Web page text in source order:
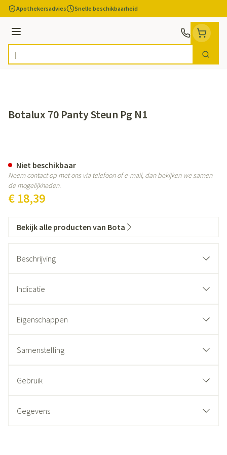
Ga naar de inhoud
Apothekersadvies Snelle beschikbaarheid
Menu
Product, merk, categorie... Zoek
Botalux 70 Panty Steun Pg N1
€ 18,39
Niet beschikbaar
Neem contact op met ons via telefoon of e-mail, dan bekijken we samen
de mogelijkheden.
Bekijk alle producten van Bota
Beschrijving
Indicatie
Eigenschappen
Samenstelling
Gebruik
Gegevens